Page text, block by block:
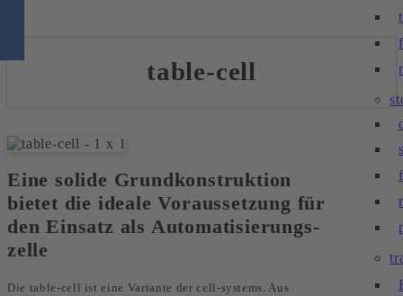
table-cell
Eine solide Grundkonstruktion
bietet die ideale Voraussetzung für
den Einsatz als Auto­matisierungs­
zelle
Die table-cell ist eine Variante der cell-systems. Aus